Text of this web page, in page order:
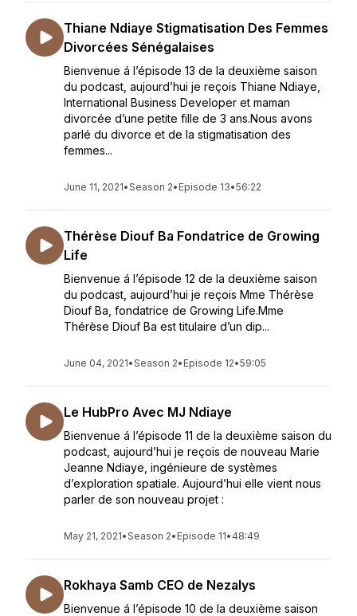
Thiane Ndiaye Stigmatisation Des Femmes
Divorcées Sénégalaises
Bienvenue á l’épisode 13 de la deuxième saison
du podcast, aujourd’hui je reçois Thiane Ndiaye,
International Business Developer et maman
divorcée d’une petite fille de 3 ans.Nous avons
parlé du divorce et de la stigmatisation des
femmes...
June 11, 2021•Season 2• Episode 13•56:22
Thérèse Diouf Ba Fondatrice de Growing
Life
Bienvenue á l’épisode 12 de la deuxième saison
du podcast, aujourd’hui je reçois Mme Thérèse
Diouf Ba, fondatrice de Growing Life.Mme
Thérèse Diouf Ba est titulaire d’un dip...
June 04, 2021•Season 2• Episode 12•59:05
Le HubPro Avec MJ Ndiaye
Bienvenue á l’épisode 11 de la deuxième saison du
podcast, aujourd’hui je reçois de nouveau Marie
Jeanne Ndiaye, ingénieure de systèmes
d’exploration spatiale. Aujourd’hui elle vient nous
parler de son nouveau projet :
May 21, 2021•Season 2• Episode 11• 48:49
Rokhaya Samb CEO de Nezalys
Bienvenue á l’épisode 10 de la deuxième saison